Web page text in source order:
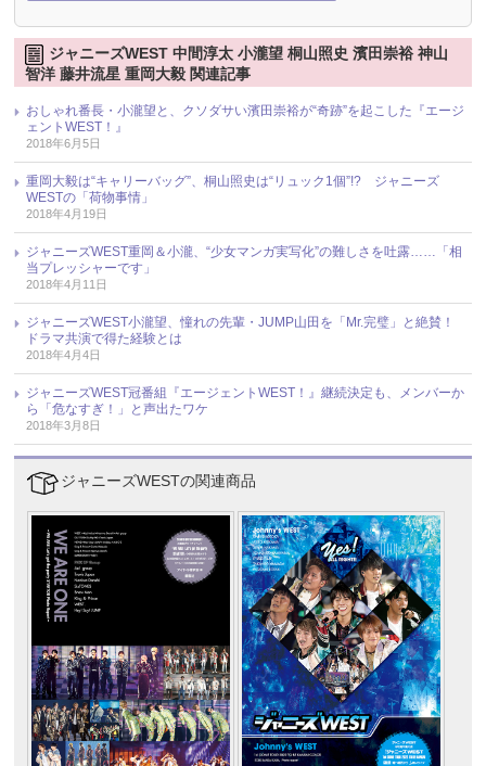
ジャニーズWEST 中間淳太 小瀧望 桐山照史 濱田崇裕 神山
智洋 藤井流星 重岡大毅 関連記事
おしゃれ番長・小瀧望と、クソダサい濱田崇裕が“奇跡”を起こした『エージ
ェントWEST！』
2018年6月5日
重岡大毅は“キャリーバッグ”、桐山照史は“リュック1個”!? ジャニーズ
WESTの「荷物事情」
2018年4月19日
ジャニーズWEST重岡＆小瀧、“少女マンガ実写化”の難しさを吐露……「相
当プレッシャーです」
2018年4月11日
ジャニーズWEST小瀧望、憧れの先輩・JUMP山田を「Mr.完璧」と絶賛！
ドラマ共演で得た経験とは
2018年4月4日
ジャニーズWEST冠番組『エージェントWEST！』継続決定も、メンバーか
ら「危なすぎ！」と声出たワケ
2018年3月8日
ジャニーズWESTの関連商品